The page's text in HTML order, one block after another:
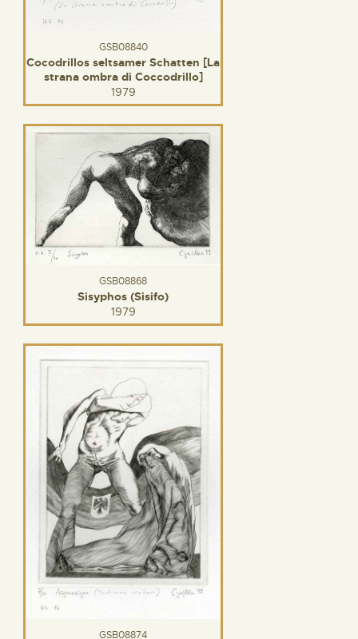
GSB08840
Cocodrillos seltsamer Schatten [La
strana ombra di Coccodrillo]
1979
GSB08868
Sisyphos (Sisifo)
1979
GSB08874